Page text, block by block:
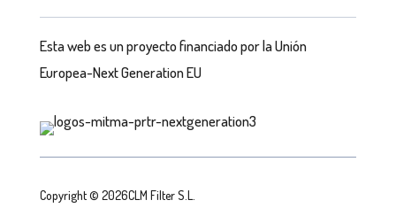
Esta web es un proyecto financiado por la Unión
Europea-Next Generation EU
Copyright © 2026CLM Filter S.L.